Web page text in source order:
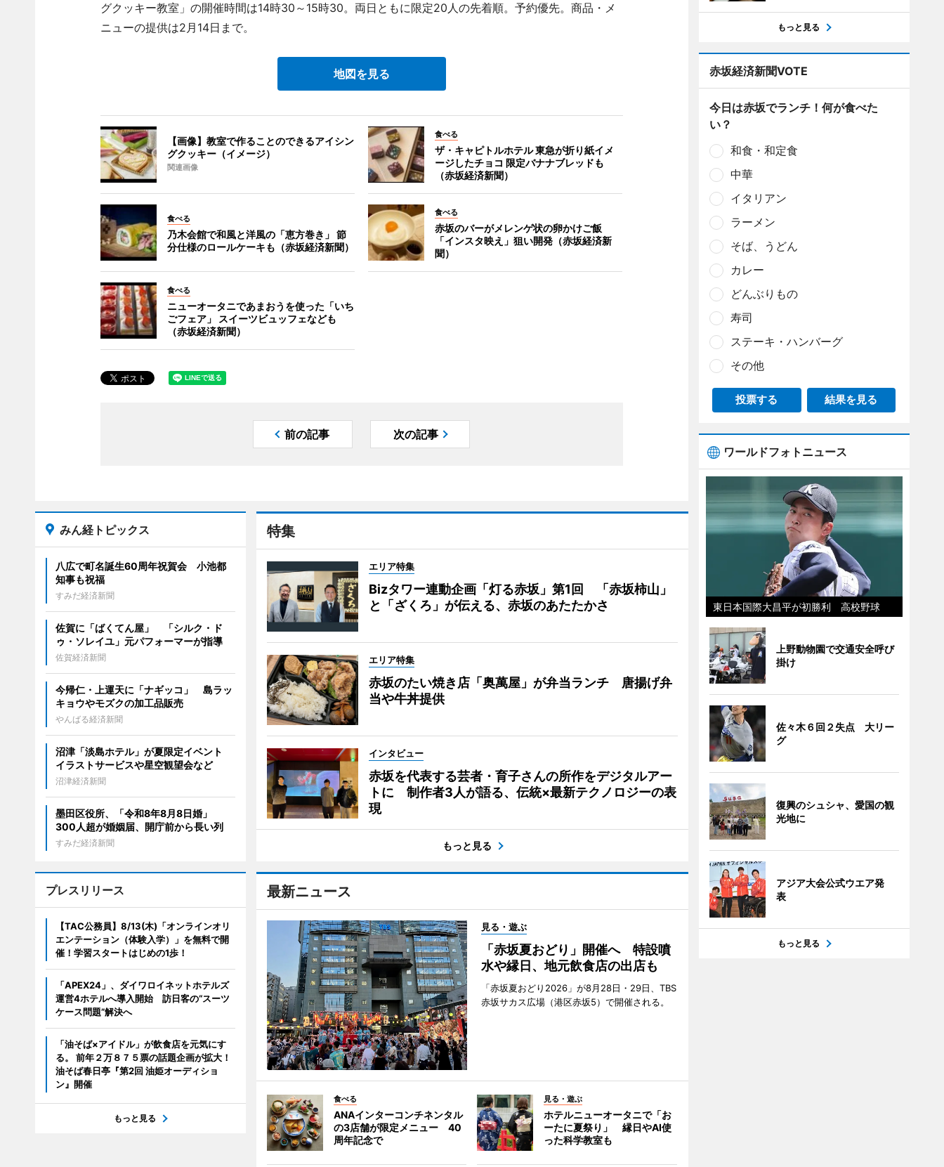
グクッキー教室」の開催時間は14時30～15時30。両日ともに限定20人の先着順。予約優先。商品・メ
ニューの提供は2月14日まで。
地図を見る
【画像】教室で作ることのできるアイシン
グクッキー（イメージ）
関連画像
食べる
ザ・キャピトルホテル 東急が折り紙イメ
ージしたチョコ 限定バナナブレッドも
（赤坂経済新聞）
食べる
乃木会館で和風と洋風の「恵方巻き」 節
分仕様のロールケーキも（赤坂経済新聞）
食べる
赤坂のバーがメレンゲ状の卵かけご飯
「インスタ映え」狙い開発（赤坂経済新
聞）
食べる
ニューオータニであまおうを使った「いち
ごフェア」 スイーツビュッフェなども
（赤坂経済新聞）
前の記事 次の記事
特集
エリア特集
Bizタワー連動企画「灯る赤坂」第1回 「赤坂柿山」
と「ざくろ」が伝える、赤坂のあたたかさ
エリア特集
赤坂のたい焼き店「奥萬屋」が弁当ランチ 唐揚げ弁
当や牛丼提供
インタビュー
赤坂を代表する芸者・育子さんの所作をデジタルアー
トに 制作者3人が語る、伝統×最新テクノロジーの表
現
もっと見る
最新ニュース
見る・遊ぶ
「赤坂夏おどり」開催へ 特設噴
水や縁日、地元飲食店の出店も
「赤坂夏おどり2026」が8月28日・29日、TBS
赤坂サカス広場（港区赤坂5）で開催される。
食べる
ANAインターコンチネンタル
の3店舗が限定メニュー 40
周年記念で
見る・遊ぶ
ホテルニューオータニで「お
ーたに夏祭り」 縁日やAI使
った科学教室も
みん経トピックス
八広で町名誕生60周年祝賀会 小池都
知事も祝福
すみだ経済新聞
佐賀に「ばくてん屋」 「シルク・ド
ゥ・ソレイユ」元パフォーマーが指導
佐賀経済新聞
今帰仁・上運天に「ナギッコ」 島ラッ
キョウやモズクの加工品販売
やんばる経済新聞
沼津「淡島ホテル」が夏限定イベント
イラストサービスや星空観望会など
沼津経済新聞
墨田区役所、「令和8年8月8日婚」
300人超が婚姻届、開庁前から長い列
すみだ経済新聞
プレスリリース
【TAC公務員】8/13(木)「オンラインオリ
エンテーション（体験入学）」を無料で開
催！学習スタートはじめの1歩！
「APEX24」、ダイワロイネットホテルズ
運営4ホテルへ導入開始 訪日客の“スーツ
ケース問題”解決へ
「油そば×アイドル」が飲食店を元気にす
る。 前年２万８７５票の話題企画が拡大！
油そば春日亭『第2回 油姫オーディショ
ン』開催
もっと見る
もっと見る
赤坂経済新聞VOTE
今日は赤坂でランチ！何が食べた
い？
和食・和定食
中華
イタリアン
ラーメン
そば、うどん
カレー
どんぶりもの
寿司
ステーキ・ハンバーグ
その他
投票する 結果を見る
ワールドフォトニュース
東日本国際大昌平が初勝利 高校野球
上野動物園で交通安全呼び
掛け
佐々木６回２失点 大リー
グ
復興のシュシャ、愛国の観
光地に
アジア大会公式ウエア発
表
もっと見る